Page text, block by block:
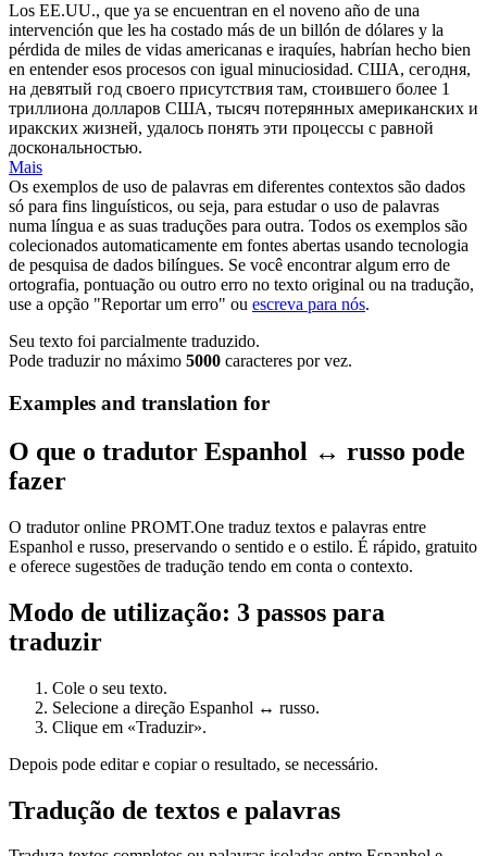
Los EE.UU., que ya se encuentran en el noveno año de una
intervención que les ha costado más de un billón de dólares y la
pérdida de miles de vidas americanas e iraquíes, habrían hecho bien
en entender esos procesos con igual minuciosidad. США, сегодня,
на девятый год своего присутствия там, стоившего более 1
триллиона долларов США, тысяч потерянных американских и
иракских жизней, удалось понять эти процессы с равной
доскональностью.
Mais
Os exemplos de uso de palavras em diferentes contextos são dados
só para fins linguísticos, ou seja, para estudar o uso de palavras
numa língua e as suas traduções para outra. Todos os exemplos são
colecionados automaticamente em fontes abertas usando tecnologia
de pesquisa de dados bilíngues. Se você encontrar algum erro de
ortografia, pontuação ou outro erro no texto original ou na tradução,
use a opção "Reportar um erro" ou escreva para nós.
Seu texto foi parcialmente traduzido.
Pode traduzir no máximo 5000 caracteres por vez.
Examples and translation for
O que o tradutor Espanhol ↔ russo pode
fazer
O tradutor online PROMT.One traduz textos e palavras entre
Espanhol e russo, preservando o sentido e o estilo. É rápido, gratuito
e oferece sugestões de tradução tendo em conta o contexto.
Modo de utilização: 3 passos para
traduzir
Cole o seu texto.
Selecione a direção Espanhol ↔ russo.
Clique em «Traduzir».
Depois pode editar e copiar o resultado, se necessário.
Tradução de textos e palavras